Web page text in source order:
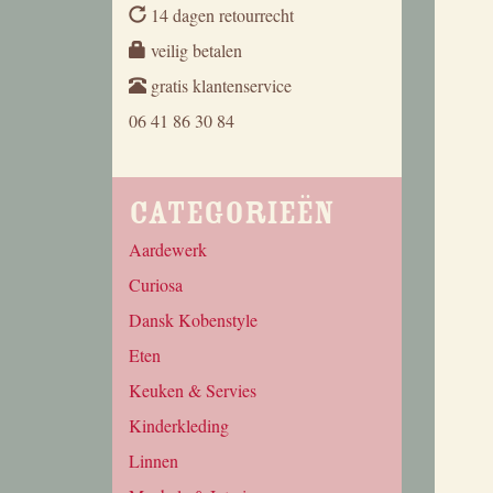
14 dagen retourrecht
veilig betalen
gratis klantenservice
06 41 86 30 84
Categorieën
Aardewerk
Curiosa
Dansk Kobenstyle
Eten
Keuken & Servies
Kinderkleding
Linnen